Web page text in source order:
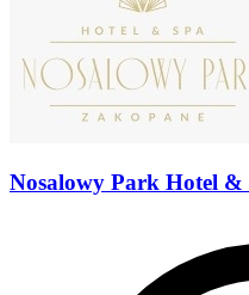
Nosalowy Park Hotel &